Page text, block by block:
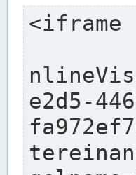
<iframe
e2d5-